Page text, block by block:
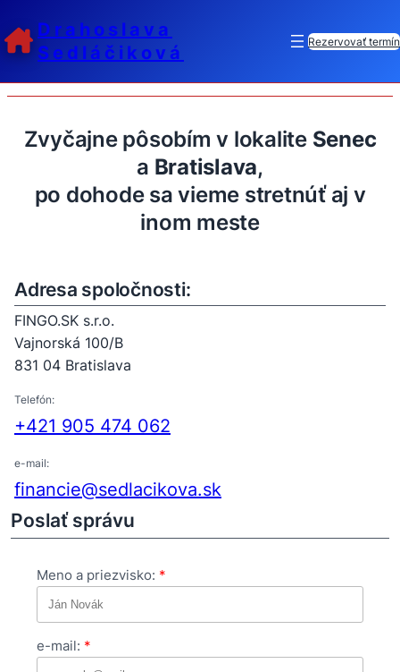
Drahoslava
Sedláčiková
Rezervovať termín
Kontakt
Zvyčajne pôsobím v lokalite Senec
a Bratislava,
po dohode sa vieme stretnúť aj v
inom meste
Adresa spoločnosti:
FINGO.SK s.r.o.
Vajnorská 100/B
831 04 Bratislava
Telefón:
+421 905 474 062
e-mail:
financie@sedlacikova.sk
Poslať správu
Meno a priezvisko:
e-mail: